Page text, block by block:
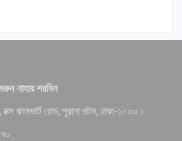
নাহার শরমিন
কালভার্ট রোড, পুরানা পল্টন, ঢাকা-১০০০।